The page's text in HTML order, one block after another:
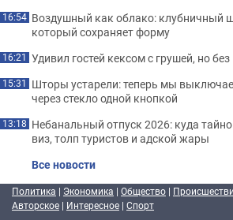
16:54 Воздушный как облако: клубничный
который сохраняет форму
16:21 Удивил гостей кексом с грушей, но
15:31 Шторы устарели: теперь мы
через стекло одной кнопкой
13:18 Небанальный отпуск 2026: куда
виз, толп туристов и адской жары
Все новости
Политика | Экономика | Общество |
Авторское | Интересное | Спорт